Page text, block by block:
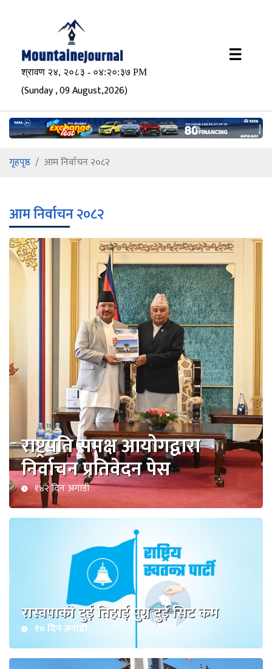
(Sunday , 09 August,2026)
☰
गृहपृष्ठ आम निर्वाचन २०८२
आम निर्वाचन २०८२
राष्ट्रपति समक्ष आयोगद्वारा
निर्वाचन प्रतिवेदन पेस
१४२ दिन अगाडी
रास्वपाको दुई तिहाई पुग्न दुई सिट कम
१० दिन अगाडी